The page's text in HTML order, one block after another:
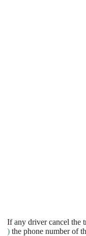
If any driver cancel the
) the phone number of